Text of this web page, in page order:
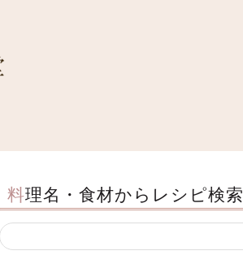
料理名・食材からレシピ検索